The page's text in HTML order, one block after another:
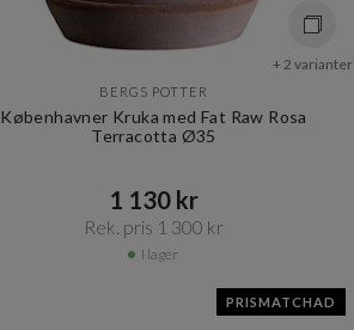
+ 2 varianter
BERGS POTTER
Københavner Kruka med Fat Raw Rosa
Terracotta Ø35
1 130 kr​​
Rek. pris 1 300 kr​​
I lager
PRISMATCHAD